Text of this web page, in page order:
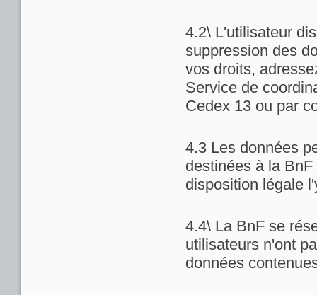
4.2\ L'utilisateur
suppression des
vos droits,
Service de
Cedex 13 ou par
4.3 Les données
destinées à la
disposition légale
4.4\ La BnF se
utilisateurs n'ont
données